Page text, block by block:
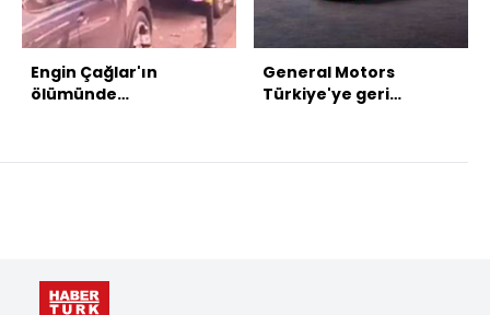
Engin Çağlar'ın
ölümünde
General Motors
Türkiye'ye geri